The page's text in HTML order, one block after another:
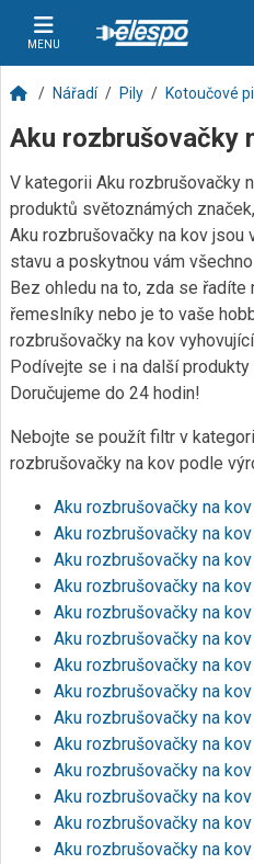
MENU
Nářadí Pily Kotoučové
Aku rozbrušovačky
V kategorii Aku rozbrušovačky
produktů světoznámých
Aku rozbrušovačky na kov
stavu a poskytnou vám
Bez ohledu na to, zda se
řemeslníky nebo je to vaše
rozbrušovačky na kov
Podívejte se i na další produkty
Doručujeme do 24 hodin!
Nebojte se použít filtr v
rozbrušovačky na kov podle
Aku rozbrušovačky na
Aku rozbrušovačky na
Aku rozbrušovačky na
Aku rozbrušovačky na kov
Aku rozbrušovačky na
Aku rozbrušovačky na kov
Aku rozbrušovačky na
Aku rozbrušovačky na
Aku rozbrušovačky na
Aku rozbrušovačky na
Aku rozbrušovačky na
Aku rozbrušovačky na
Aku rozbrušovačky na
Aku rozbrušovačky na